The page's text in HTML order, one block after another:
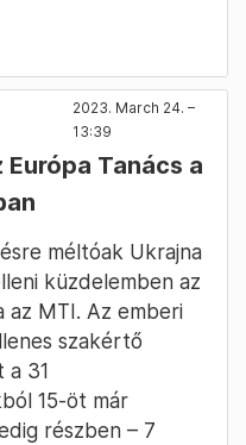
2023. March 24. –
13:39
Tanács a
méltóak Ukrajna
küzdelemben az
az MTI. Az emberi
szakértő
a 31
15-öt már
részben – 7